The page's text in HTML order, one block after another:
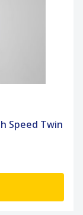
Speed Twin